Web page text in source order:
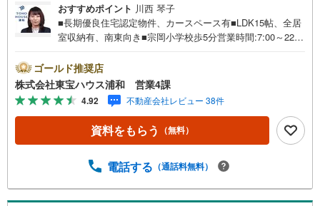
おすすめポイント 川西 琴子
■長期優良住宅認定物件、カースペース有■LDK15帖、全居
室収納有、南東向き■宗岡小学校歩5分営業時間:7:00～22:0
スムーズにご案内できますぜひお気軽にご連絡下さい！東
宝ハウスライフソリューションズグループ 東宝ハウス浦
和 特別提携金利〔一例〕東宝ハウス浦和の住宅ローン■変
動金利全期間引下げプラン⇒住宅ローン金利優遇割の最大
適用《0.89％》と某信用金庫金利1.275％の比較借入金4000
万円返済期間35年の総返済額の差額:303万円※2026年7月末
UBで生涯の安心をお届け◇東宝ハウスのライフパートナー
b Offプレミアムなど多彩なサービスがございます
ゴールド推奨店
株式会社東宝ハウス浦和 営業4課
4.92 不動産会社レビュー 38件
資料をもらう （無料）
電話する （通話料無料）